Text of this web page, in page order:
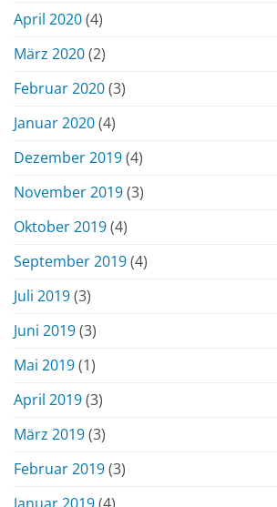
April 2020(4)
März 2020(2)
Februar 2020(3)
Januar 2020(4)
Dezember 2019(4)
November 2019(3)
Oktober 2019(4)
September 2019(4)
Juli 2019(3)
Juni 2019(3)
Mai 2019(1)
April 2019(3)
März 2019(3)
Februar 2019(3)